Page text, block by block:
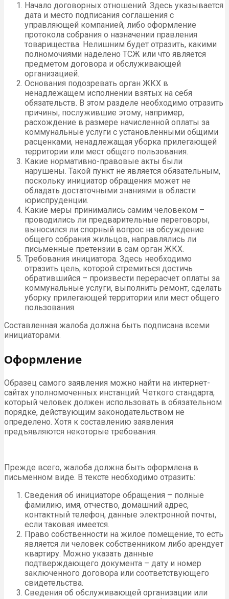
Начало договорных отношений. Здесь указывается
дата и место подписания соглашения с
управляющей компанией, либо оформление
протокола собрания о назначении правления
товарищества. Нелишним будет отразить, какими
полномочиями наделено ТСЖ или что является
предметом договора и обслуживающей
организацией.
Основания подозревать орган ЖКХ в
ненадлежащем исполнении взятых на себя
обязательств. В этом разделе необходимо отразить
причины, послужившие этому, например,
расхождение в размере начисленной оплаты за
коммунальные услуги с установленными общими
расценками, ненадлежащая уборка прилегающей
территории или мест общего пользования.
Какие нормативно-правовые акты были
нарушены. Такой пункт не является обязательным,
поскольку инициатор обращения может не
обладать достаточными знаниями в области
юриспруденции.
Какие меры принимались самим человеком –
проводились ли предварительные переговоры,
выносился ли спорный вопрос на обсуждение
общего собрания жильцов, направлялись ли
письменные претензии в сам орган ЖКХ.
Требования инициатора. Здесь необходимо
отразить цель, которой стремиться достичь
обратившийся – произвести перерасчет оплаты за
коммунальные услуги, выполнить ремонт, сделать
уборку прилегающей территории или мест общего
пользования.
Составленная жалоба должна быть подписана всеми
инициаторами.
Оформление
Образец самого заявления можно найти на интернет-
сайтах уполномоченных инстанций. Четкого стандарта,
который человек должен использовать в обязательном
порядке, действующим законодательством не
определено. Хотя к составлению заявления
предъявляются некоторые требования.
Прежде всего, жалоба должна быть оформлена в
письменном виде. В тексте необходимо отразить:
Сведения об инициаторе обращения – полные
фамилию, имя, отчество, домашний адрес,
контактный телефон, данные электронной почты,
если таковая имеется.
Право собственности на жилое помещение, то есть
является ли человек собственником либо арендует
квартиру. Можно указать данные
подтверждающего документа – дату и номер
заключенного договора или соответствующего
свидетельства.
Сведения об обслуживающей организации или